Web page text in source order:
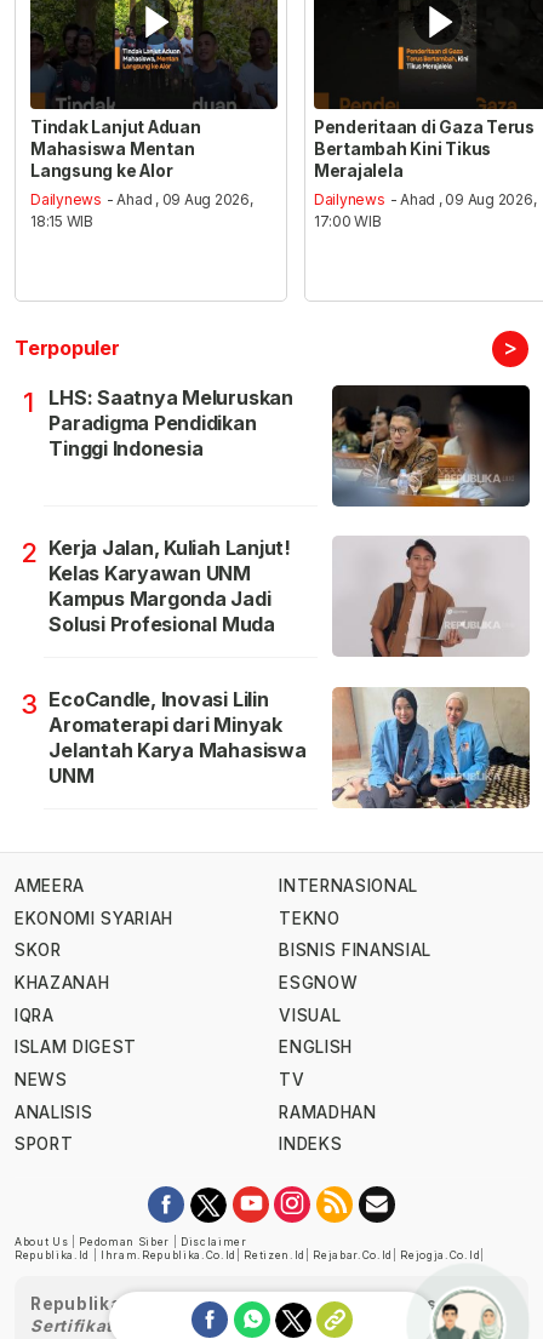
Tindak Lanjut Aduan
Mahasiswa Mentan
Langsung ke Alor
Dailynews - Ahad , 09 Aug 2026,
18:15 WIB
Penderitaan di Gaza Terus
Bertambah Kini Tikus
Merajalela
Dailynews - Ahad , 09 Aug 2026,
17:00 WIB
Terpopuler >
1
LHS: Saatnya Meluruskan
Paradigma Pendidikan
Tinggi Indonesia
2 Kerja Jalan, Kuliah Lanjut!
Kelas Karyawan UNM
Kampus Margonda Jadi
Solusi Profesional Muda
3 EcoCandle, Inovasi Lilin
Aromaterapi dari Minyak
Jelantah Karya Mahasiswa
UNM
AMEERA
EKONOMI SYARIAH
SKOR
KHAZANAH
IQRA
ISLAM DIGEST
NEWS
ANALISIS
SPORT
INTERNASIONAL
TEKNO
BISNIS FINANSIAL
ESGNOW
VISUAL
ENGLISH
TV
RAMADHAN
INDEKS
About Us Pedoman Siber
Disclaimer
Republika.id
Ihram.republika.co.id Retizen.id Rejabar.co.id Rejogja.co.id
Republika telah diverifikasi oleh Dewan Pers
Sertifikat Nomor 1058/DP-Verifikasi/K/XII/2022